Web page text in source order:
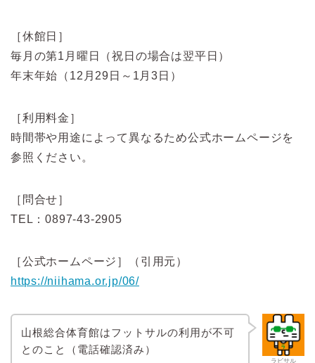
［休館日］
毎月の第1月曜日（祝日の場合は翌平日）
年末年始（12月29日～1月3日）
［利用料金］
時間帯や用途によって異なるため公式ホームページを
参照ください。
［問合せ］
TEL：0897-43-2905
［公式ホームページ］（引用元）
https://niihama.or.jp/06/
ラビサル
山根総合体育館はフットサルの利用が不可
とのこと（電話確認済み）